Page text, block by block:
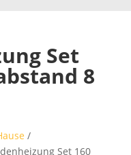
Set
8
/
Set 160